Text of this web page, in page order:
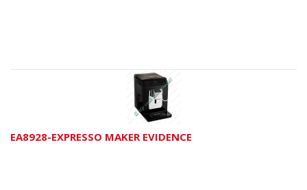
EA8928-EXPRESSO MAKER EVIDENCE